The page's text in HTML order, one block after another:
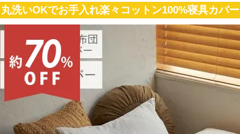
丸洗いOKでお手入れ楽々コットン100%寝具カバー